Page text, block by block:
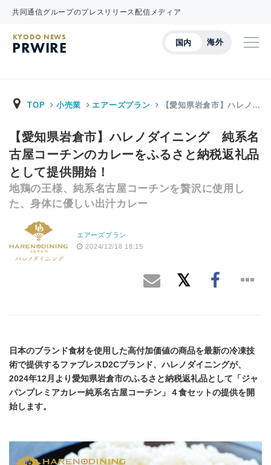
共同通信グループのプレスリリース配信メディア
国内 海外
KYODO NEWS
PRWIRE
TOP 小売業 エアーズプラン 【愛知県岩倉市】ハレノ…
【愛知県岩倉市】ハレノダイニング 純系名
古屋コーチンのカレーをふるさと納税返礼品
として提供開始！
地鶏の王様、純系名古屋コーチンを贅沢に使用し
た、身体に優しい出汁カレー
エアーズプラン
2024/12/18 18:15
日本のブランド食材を使用した高付加価値の商品を最新の冷凍技
術で提供するファブレスD2Cブランド、ハレノダイニングが、
2024年12月より愛知県岩倉市のふるさと納税返礼品として「ジャ
パンプレミアカレー純系名古屋コーチン」４食セットの提供を開
始します。